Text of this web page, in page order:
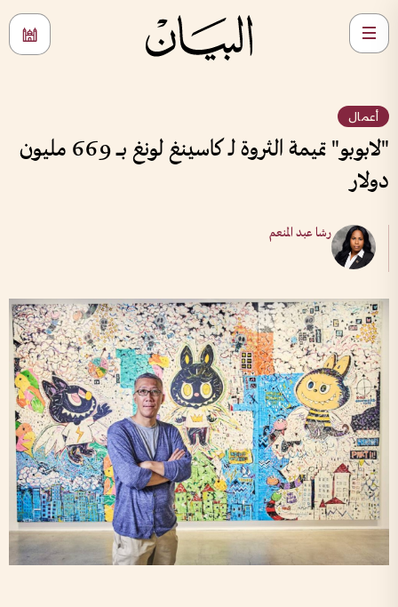
أعمال
"لابوبو" تميمة الثروة لـ كاسينغ لونغ بـــ 669 مليون
دولار
رشا عبد المنعم